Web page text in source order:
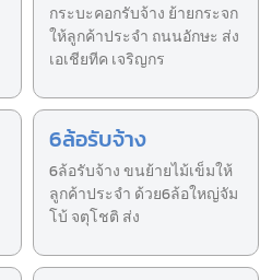
กระบะคอกรับจ้าง ย้ายกระจก
ให้ลูกค้าประจำ ถนนอักษะ ส่ง
เอเชียทีค เจริญกร
6ล้อรับจ้าง
6ล้อรับจ้าง ขนย้ายไม้เข็มให้
ลูกค้าประจำ ด้วย6ล้อใหญ่จัม
โบ้ จตุโชติ ส่ง